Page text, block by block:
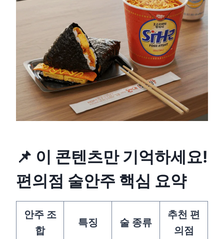
📌 이 콘텐츠만 기억하세요!
편의점 술안주 핵심 요약
안주 조
합
특징 술 종류
추천 편
의점